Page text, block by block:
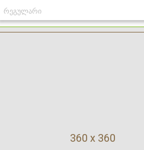
360 x 360